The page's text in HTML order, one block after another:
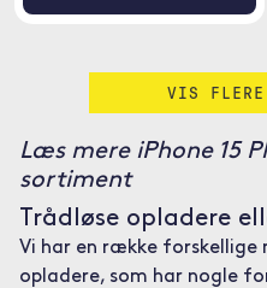
VIS FLERE
Læs mere iPhone 15
sortiment
Trådløse opladere
Vi har en række
opladere, som har nogle